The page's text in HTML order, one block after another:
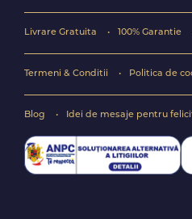
Livrare Gratuita 100% Garantie
Termeni & Conditii Politica de
Blog Idei de mesaje pentru